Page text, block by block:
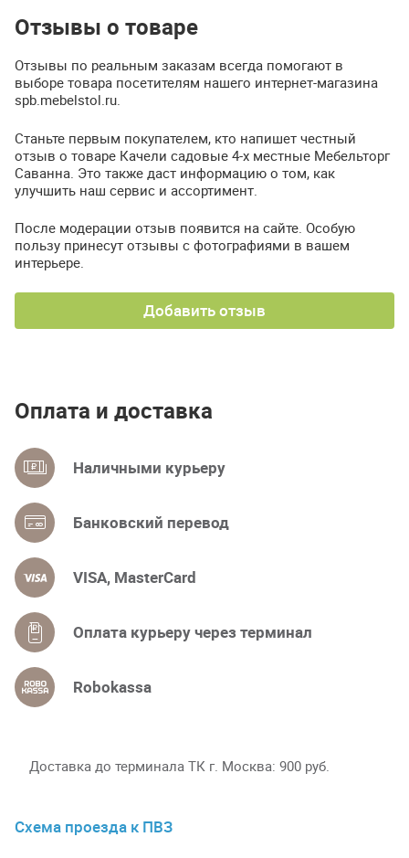
Отзывы о товаре
Отзывы по реальным заказам всегда помогают в
выборе товара посетителям нашего интернет-магазина
spb.mebelstol.ru.
Станьте первым покупателем, кто напишет честный
отзыв о товаре Качели садовые 4-х местные Мебельторг
Саванна. Это также даст информацию о том, как
улучшить наш сервис и ассортимент.
После модерации отзыв появится на сайте. Особую
пользу принесут отзывы с фотографиями в вашем
интерьере.
Добавить отзыв
Оплата и доставка
Наличными курьеру
Банковский перевод
VISA, MasterCard
Оплата курьеру через терминал
Robokassa
Доставка до терминала ТК г. Москва 900 руб.
Схема проезда к ПВЗ